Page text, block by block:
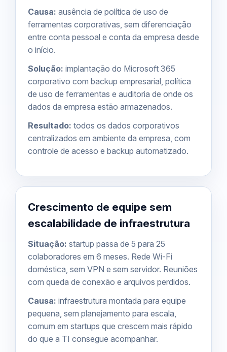
Causa: ausência de política de uso de
ferramentas corporativas, sem diferenciação
entre conta pessoal e conta da empresa desde
o início.
Solução: implantação do Microsoft 365
corporativo com backup empresarial, política
de uso de ferramentas e auditoria de onde os
dados da empresa estão armazenados.
Resultado: todos os dados corporativos
centralizados em ambiente da empresa, com
controle de acesso e backup automatizado.
Crescimento de equipe sem
escalabilidade de infraestrutura
Situação: startup passa de 5 para 25
colaboradores em 6 meses. Rede Wi-Fi
doméstica, sem VPN e sem servidor. Reuniões
com queda de conexão e arquivos perdidos.
Causa: infraestrutura montada para equipe
pequena, sem planejamento para escala,
comum em startups que crescem mais rápido
do que a TI consegue acompanhar.